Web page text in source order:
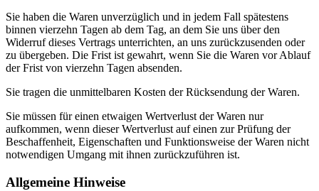
Sie haben die Waren unverzüglich und in jedem Fall spätestens
binnen vierzehn Tagen ab dem Tag, an dem Sie uns über den
Widerruf dieses Vertrags unterrichten, an uns zurückzusenden oder
zu übergeben. Die Frist ist gewahrt, wenn Sie die Waren vor Ablauf
der Frist von vierzehn Tagen absenden.
Sie tragen die unmittelbaren Kosten der Rücksendung der Waren.
Sie müssen für einen etwaigen Wertverlust der Waren nur
aufkommen, wenn dieser Wertverlust auf einen zur Prüfung der
Beschaffenheit, Eigenschaften und Funktionsweise der Waren nicht
notwendigen Umgang mit ihnen zurückzuführen ist.
Allgemeine Hinweise